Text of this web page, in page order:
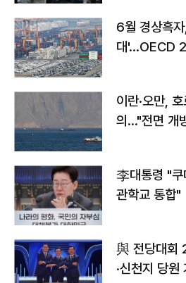
6월 경상흑
대'…OECD
이란·오만,
의…"전면 개
李대통령 "쿠
관학교 통합"
與 전당대회
·신천지 당